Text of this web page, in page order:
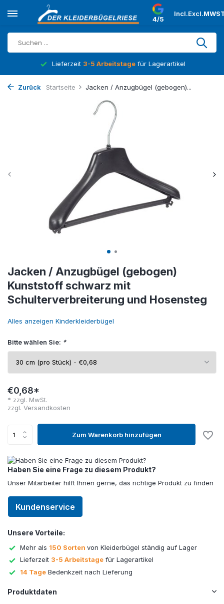
4/5
Incl.Excl.
Lieferzeit 3-5 Arbeitstage für Lagerartikel
Zurück Startseite Jacken / Anzugbügel (gebogen)...
Jacken / Anzugbügel (gebogen)
Kunststoff schwarz mit
Schulterverbreiterung und Hosensteg
Alles anzeigen Kinderkleiderbügel
Bitte wählen Sie: *
€0,68*
* zzgl. MwSt.
zzgl. Versandkosten
Zum Warenkorb hinzufügen
Haben Sie eine Frage zu diesem Produkt?
Unser Mitarbeiter hilft Ihnen gerne, das richtige Produkt zu finden
Kundenservice
Unsere Vorteile:
Mehr als 150 Sorten von Kleiderbügel ständig auf Lager
Lieferzeit 3-5 Arbeitstage für Lagerartikel
14 Tage Bedenkzeit nach Lieferung
Produktdaten